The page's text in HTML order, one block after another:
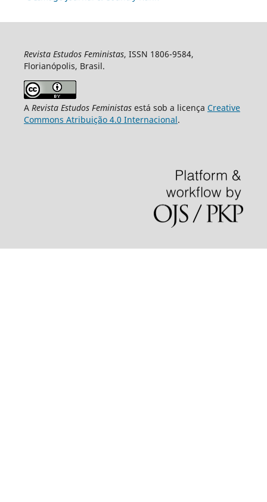
Revista Estudos Feministas, ISSN 1806-9584,
Florianópolis, Brasil.
A Revista Estudos Feministasestá sob a licença Creative
Commons Atribuição 4.0 Internacional.